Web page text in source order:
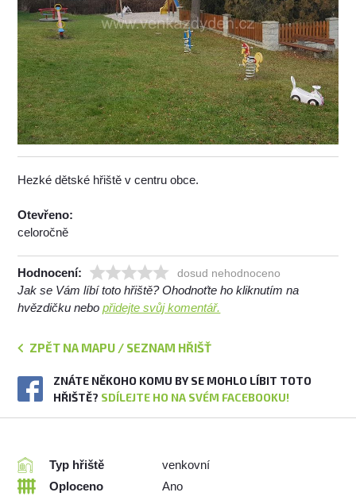
Hezké dětské hřiště v centru obce.
Otevřeno:
celoročně
Hodnocení: dosud nehodnoceno
Jak se Vám líbí toto hřiště? Ohodnoťte ho kliknutím na
hvězdičku nebopřidejte svůj komentář.
ZPĚT NA MAPU / SEZNAM HŘIŠŤ
ZNÁTE NĚKOHO KOMU BY SE MOHLO LÍBIT TOTO
HŘIŠTĚ? SDÍLEJTE HO NA SVÉM FACEBOOKU!
Typ hřiště
venkovní
Oploceno
Ano